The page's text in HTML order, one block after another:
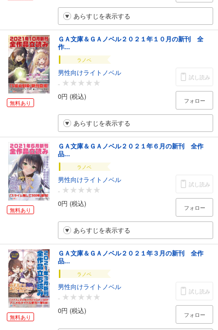
あらすじを表示する
無料あり
ＧＡ文庫＆ＧＡノベル２０２１年１０月の新刊 全
作...
ラノベ
男性向けライトノベル
-
0円 (税込)
試し読み
フォロー
あらすじを表示する
無料あり
ＧＡ文庫＆ＧＡノベル２０２１年６月の新刊 全作
品...
ラノベ
男性向けライトノベル
-
0円 (税込)
試し読み
フォロー
あらすじを表示する
無料あり
ＧＡ文庫＆ＧＡノベル２０２１年３月の新刊 全作
品...
ラノベ
男性向けライトノベル
-
0円 (税込)
試し読み
フォロー